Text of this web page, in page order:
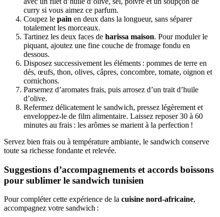
curry si vous aimez ce parfum.
Coupez le pain en deux dans la longueur, sans séparer
totalement les morceaux.
Tartinez les deux faces de harissa maison. Pour moduler le
piquant, ajoutez une fine couche de fromage fondu en
dessous.
Disposez successivement les éléments : pommes de terre en
dés, œufs, thon, olives, câpres, concombre, tomate, oignon et
cornichons.
Parsemez d’aromates frais, puis arrosez d’un trait d’huile
d’olive.
Refermez délicatement le sandwich, pressez légèrement et
enveloppez-le de film alimentaire. Laissez reposer 30 à 60
minutes au frais : les arômes se marient à la perfection !
Servez bien frais ou à température ambiante, le sandwich conserve
toute sa richesse fondante et relevée.
Suggestions d’accompagnements et accords boissons
pour sublimer le sandwich tunisien
Pour compléter cette expérience de la cuisine nord-africaine,
accompagnez votre sandwich :